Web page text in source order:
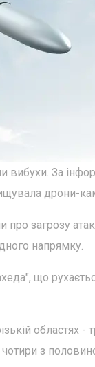
вибухи. За
дрони-
про загрозу
напрямку.
що
областях -
з